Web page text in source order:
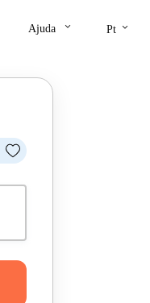
Ajuda keyboard_arrow_down Pt keyboard_arrow_down